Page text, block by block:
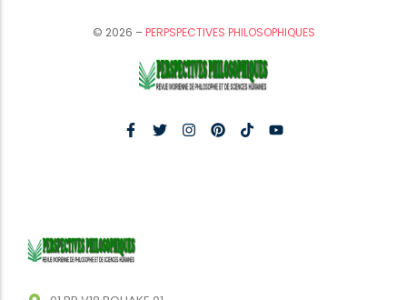
© 2026 –PERPSPECTIVES PHILOSOPHIQUES